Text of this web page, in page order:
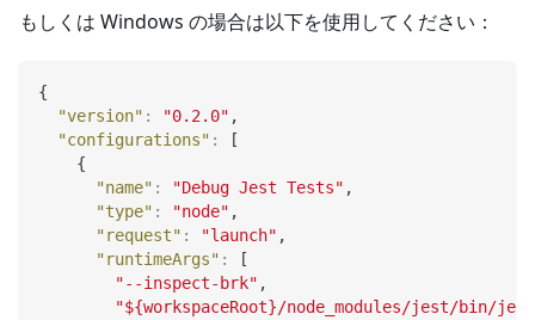
もしくは Windows の場合は以下を使用してください：
{
"version" : "0.2.0" ,
"configurations" :
[
{
"name" : "Debug Jest Tests" ,
"type" : "node" ,
"request" : "launch" ,
"runtimeArgs" :
[
"--inspect-brk" ,
"${workspaceRoot}/node_modules/jest/bin/